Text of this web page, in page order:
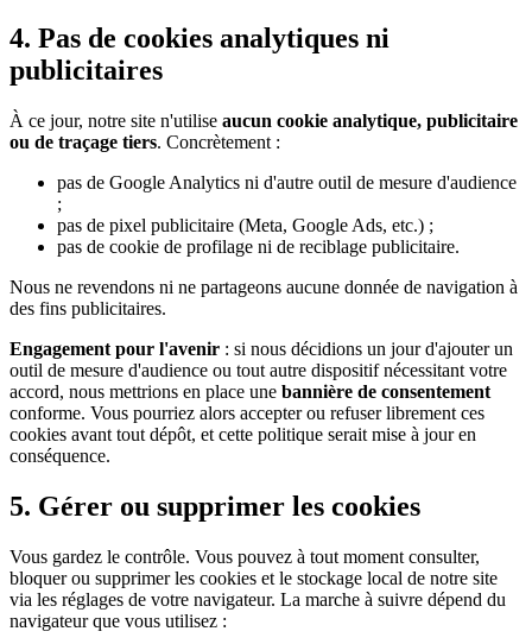
4. Pas de cookies analytiques ni
publicitaires
À ce jour, notre site n'utilise aucun cookie analytique, publicitaire
ou de traçage tiers. Concrètement :
pas de Google Analytics ni d'autre outil de mesure d'audience
;
pas de pixel publicitaire (Meta, Google Ads, etc.) ;
pas de cookie de profilage ni de reciblage publicitaire.
Nous ne revendons ni ne partageons aucune donnée de navigation à
des fins publicitaires.
Engagement pour l'avenir : si nous décidions un jour d'ajouter un
outil de mesure d'audience ou tout autre dispositif nécessitant votre
accord, nous mettrions en place une bannière de consentement
conforme. Vous pourriez alors accepter ou refuser librement ces
cookies avant tout dépôt, et cette politique serait mise à jour en
conséquence.
5. Gérer ou supprimer les cookies
Vous gardez le contrôle. Vous pouvez à tout moment consulter,
bloquer ou supprimer les cookies et le stockage local de notre site
via les réglages de votre navigateur. La marche à suivre dépend du
navigateur que vous utilisez :